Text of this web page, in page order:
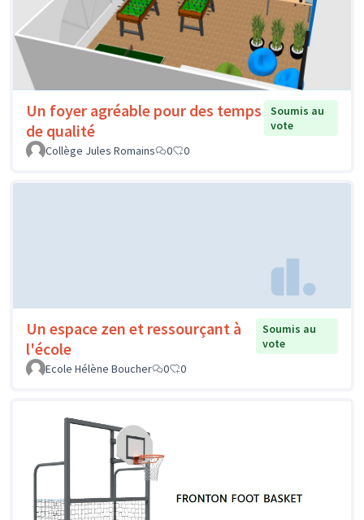
Un foyer agréable pour des temps
de qualité
Soumis au
vote
Collège Jules Romains
0 0
Un espace zen et ressourçant à
l'école
Soumis au
vote
Ecole Hélène Boucher
0 0